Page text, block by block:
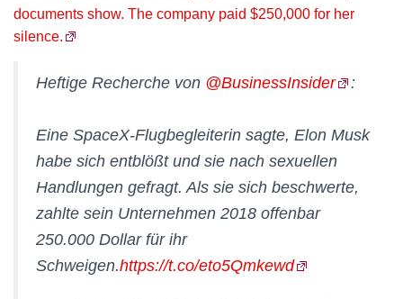
documents show. The company paid $250,000 for her
silence.
Heftige Recherche von @BusinessInsider :
Eine SpaceX-Flugbegleiterin sagte, Elon Musk
habe sich entblößt und sie nach sexuellen
Handlungen gefragt. Als sie sich beschwerte,
zahlte sein Unternehmen 2018 offenbar
250.000 Dollar für ihr
Schweigen.https://t.co/eto5Qmkewd